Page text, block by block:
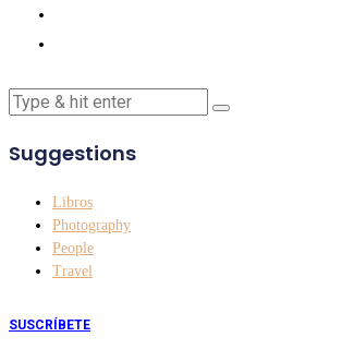
Suggestions
Libros
Photography
People
Travel
SUSCRÍBETE